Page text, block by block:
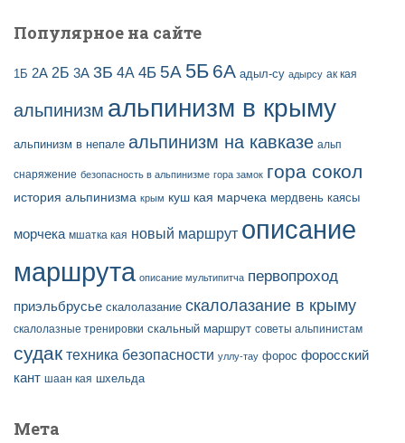
Популярное на сайте
1Б 2А 2Б 3А 3Б 4А 4Б 5А 5Б 6А адыл-су адырсу ак кая
альпинизм альпинизм в крыму
альпинизм в непале альпинизм на кавказе альп
снаряжение безопасность в альпинизме гора замок гора сокол
история альпинизма крым куш кая марчека мердвень каясы
морчека мшатка кая новый маршрут описание
маршрута описание мультипитча первопроход
приэльбрусье скалолазание скалолазание в крыму
скалолазные тренировки скальный маршрут советы альпинистам
судак техника безопасности уллу-тау форос форосский
кант шаан кая шхельда
Мета